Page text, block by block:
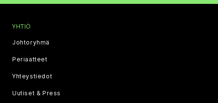
YHTIÖ
Johtoryhmä
Periaatteet
Yhteystiedot
Uutiset & Press